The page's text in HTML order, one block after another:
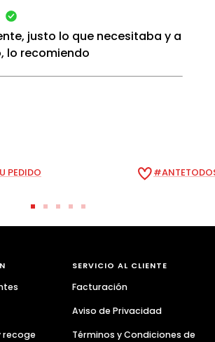
justo lo que necesitaba y a
lo recomiendo
PEDIDO
Ir
a
Ir
a
Ir
a
Ir
a
Ir
a
recoge
SERVICIO AL CLIENTE
Facturación
Aviso de Privacidad
Términos y Condiciones de